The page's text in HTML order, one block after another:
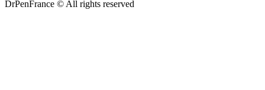
DrPenFrance © All rights reserved